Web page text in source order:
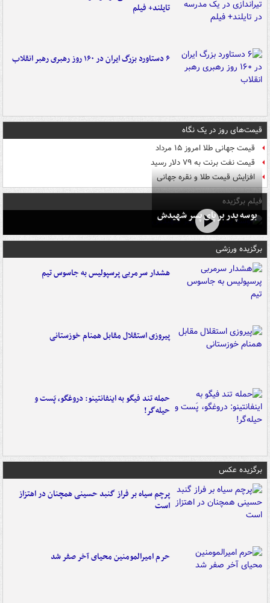
تایلند+ فیلم
۶ دستاورد بزرگ ایران در ۱۶۰ روز رهبری رهبر انقلاب
قیمت‌های روز در یک نگاه
قیمت جهانی طلا امروز ۱۵ مرداد
قیمت نفت برنت به ۷۹ دلار رسید
افزایش قیمت طلا و نقره جهانی
فیلم برگزیده
بوسه‌ پدر بر پای پسر شهیدش
برگزیده ورزشی
هشدار سرمربی پرسپولیس به جاسوس تیم
پیروزی استقلال مقابل همنام خوزستانی
حمله تند فیگو به اینفانتینو: دروغگو، پَست‌ و
حیله‌گر!
برگزیده عکس
پرچم سیاه بر فراز گنبد حسینی همچنان در اهتزاز
است
حرم امیرالمومنین محیای آخر صفر شد